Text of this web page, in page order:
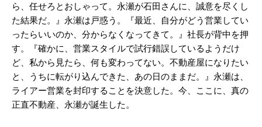
ら、任せろとおしゃって。永瀬が石田さんに、誠意を尽くし
た結果だ。』永瀬は戸惑う。『最近、自分がどう営業してい
ったらいいのか、分からなくなってきて。』社長が背中を押
す。『確かに、営業スタイルで試行錯誤しているようだけ
ど、私から見たら、何も変わってない。不動産屋になりたい
と、うちに転がり込んできた、あの日のままだ。』永瀬は、
ライアー営業を封印することを決意した。今、ここに、真の
正直不動産、永瀬が誕生した。